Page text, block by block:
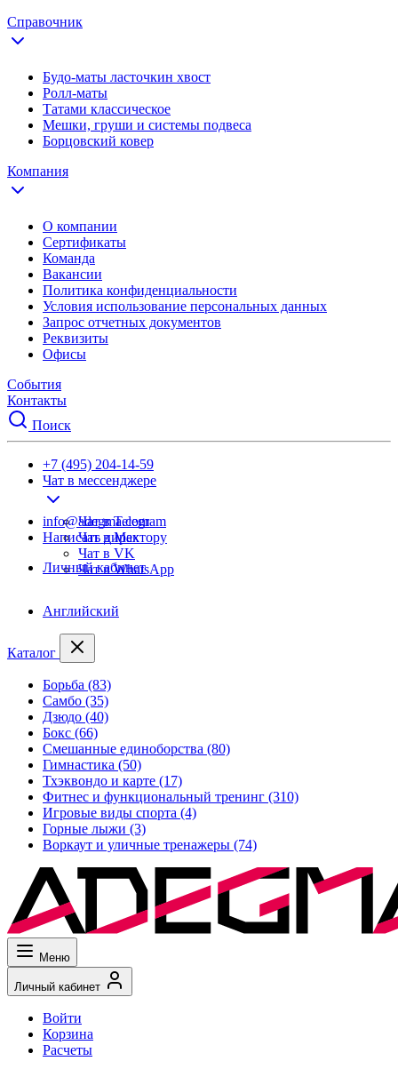
Справочник
Будо-маты ласточкин хвост
Ролл-маты
Татами классическое
Мешки, груши и системы подвеса
Борцовский ковер
Компания
О компании
Сертификаты
Команда
Вакансии
Политика конфиденциальности
Условия использование персональных данных
Запрос отчетных документов
Реквизиты
Офисы
События
Контакты
Поиск
+7 (495) 204-14-59
Чат в мессенджере
Чат в Telegram
Чат в Max
Чат в VK
Чат в WhatsApp
info@adegma.com
Написать директору
Личный кабинет
Английский
Каталог
Борьба (83)
Самбо (35)
Дзюдо (40)
Бокс (66)
Смешанные единоборства (80)
Гимнастика (50)
Тхэквондо и карте (17)
Фитнес и функциональный тренинг (310)
Игровые виды спорта (4)
Горные лыжи (3)
Воркаут и уличные тренажеры (74)
Меню
Личный кабинет
Войти
Корзина
Расчеты